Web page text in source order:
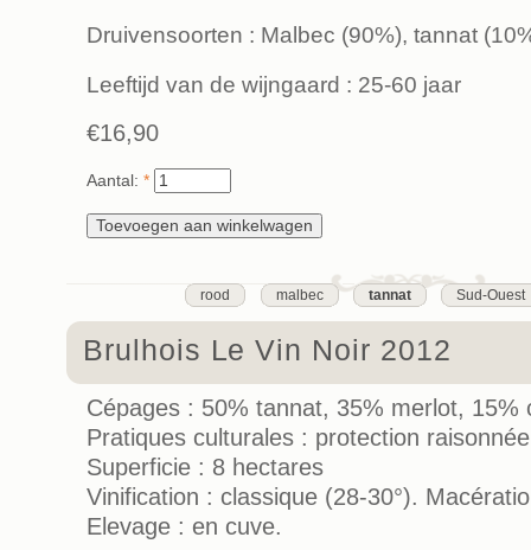
Druivensoorten : Malbec (90%), tannat
Leeftijd van de wijngaard : 25-60 jaar
€16,90
Aantal: *
rood malbec tannat Sud-Ouest
Brulhois Le Vin Noir 2012
Cépages : 50% tannat, 35% merlot, 15%
Pratiques culturales : protection
Superficie : 8 hectares
Vinification : classique (28-30°).
Elevage : en cuve.